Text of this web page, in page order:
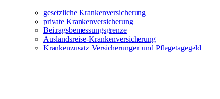
gesetzliche Krankenversicherung
private Krankenversicherung
Beitragsbemessungsgrenze
Auslandsreise-Krankenversicherung
Krankenzusatz-Versicherungen und Pflegetagegeld